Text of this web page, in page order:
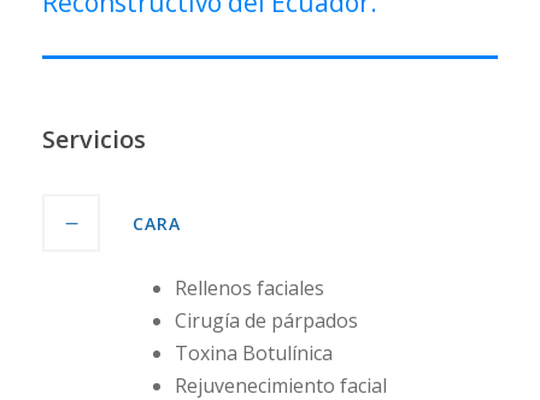
Servicios
CARA
Rellenos faciales
Cirugía de párpados
Toxina Botulínica
Rejuvenecimiento facial